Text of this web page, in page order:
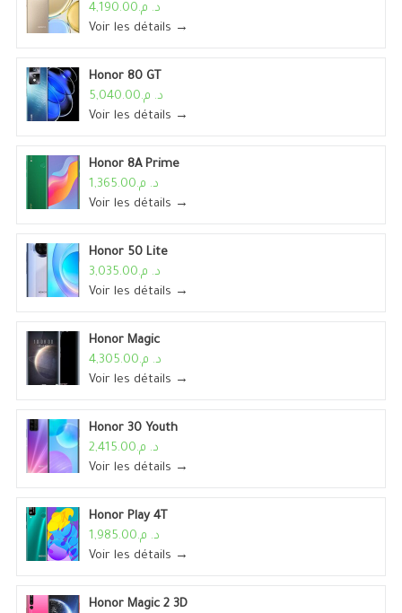
د. م.4,190.00
Voir les détails →
Honor 80 GT
د. م.5,040.00
Voir les détails →
Honor 8A Prime
د. م.1,365.00
Voir les détails →
Honor 50 Lite
د. م.3,035.00
Voir les détails →
Honor Magic
د. م.4,305.00
Voir les détails →
Honor 30 Youth
د. م.2,415.00
Voir les détails →
Honor Play 4T
د. م.1,985.00
Voir les détails →
Honor Magic 2 3D